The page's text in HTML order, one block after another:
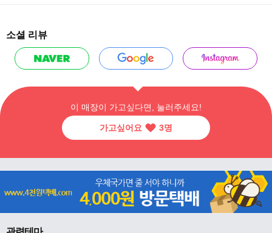
소셜 리뷰
이 매장이 가고싶다면, 눌러주세요!
가고싶어요 3명